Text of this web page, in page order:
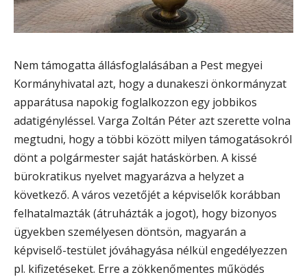
Nem támogatta állásfoglalásában a Pest megyei
Kormányhivatal azt, hogy a dunakeszi önkormányzat
apparátusa napokig foglalkozzon egy jobbikos
adatigényléssel. Varga Zoltán Péter azt szerette volna
megtudni, hogy a többi között milyen támogatásokról
dönt a polgármester saját hatáskörben. A kissé
bürokratikus nyelvet magyarázva a helyzet a
következő. A város vezetőjét a képviselők korábban
felhatalmazták (átruházták a jogot), hogy bizonyos
ügyekben személyesen döntsön, magyarán a
képviselő-testület jóváhagyása nélkül engedélyezzen
pl. kifizetéseket. Erre a zökkenőmentes működés